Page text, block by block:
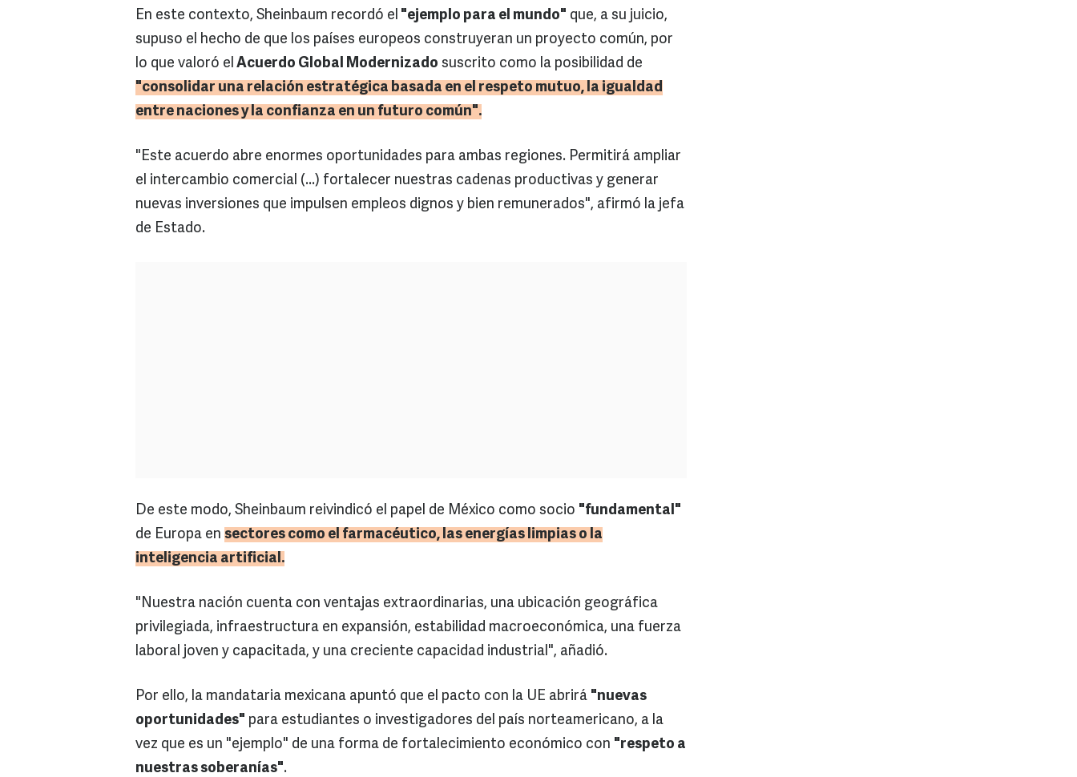
En este contexto, Sheinbaum recordó el "ejemplo para el mundo" que, a su juicio,
supuso el hecho de que los países europeos construyeran un proyecto común, por
lo que valoró el Acuerdo Global Modernizado suscrito como la posibilidad de
"consolidar una relación estratégica basada en el respeto mutuo, la igualdad
entre naciones y la confianza en un futuro común".
"Este acuerdo abre enormes oportunidades para ambas regiones. Permitirá ampliar
el intercambio comercial (...) fortalecer nuestras cadenas productivas y generar
nuevas inversiones que impulsen empleos dignos y bien remunerados", afirmó la jefa
de Estado.
De este modo, Sheinbaum reivindicó el papel de México como socio "fundamental"
de Europa en sectores como el farmacéutico, las energías limpias o la
inteligencia artificial.
"Nuestra nación cuenta con ventajas extraordinarias, una ubicación geográfica
privilegiada, infraestructura en expansión, estabilidad macroeconómica, una fuerza
laboral joven y capacitada, y una creciente capacidad industrial", añadió.
Por ello, la mandataria mexicana apuntó que el pacto con la UE abrirá "nuevas
oportunidades" para estudiantes o investigadores del país norteamericano, a la
vez que es un "ejemplo" de una forma de fortalecimiento económico con "respeto a
nuestras soberanías".